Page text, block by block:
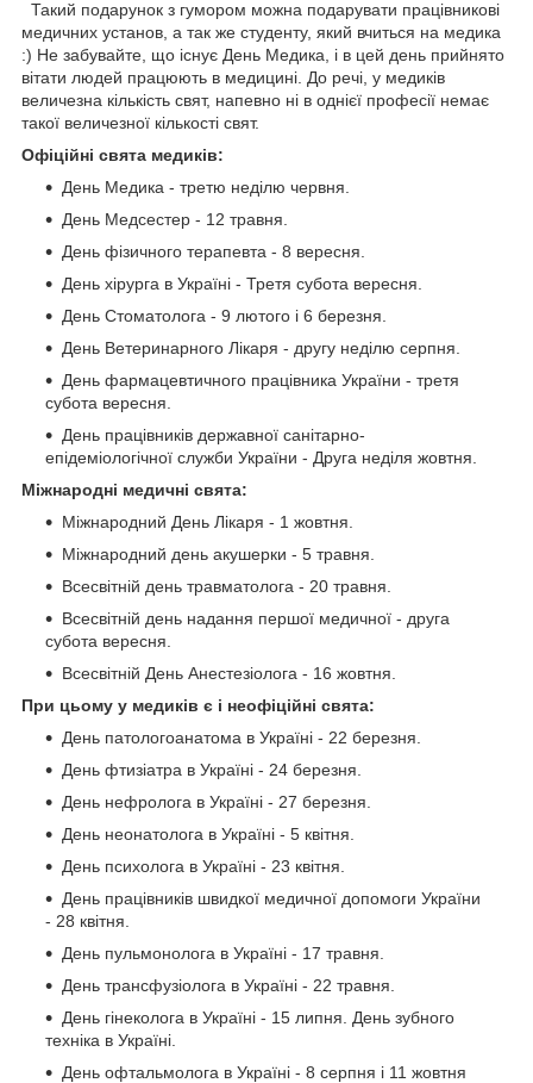
Такий подарунок з гумором можна подарувати працівникові
медичних установ, а так же студенту, який вчиться на медика
:) Не забувайте, що існує День Медика, і в цей день прийнято
вітати людей працюють в медицині. До речі, у медиків
величезна кількість свят, напевно ні в однієї професії немає
такої величезної кількості свят.
Офіційні свята медиків:
День Медика - третю неділю червня.
День Медсестер - 12 травня.
День фізичного терапевта - 8 вересня.
День хірурга в Україні - Третя субота вересня.
День Стоматолога - 9 лютого і 6 березня.
День Ветеринарного Лікаря - другу неділю серпня.
День фармацевтичного працівника України - третя
субота вересня.
День працівників державної санітарно-
епідеміологічної служби України - Друга неділя жовтня.
Міжнародні медичні свята:
Міжнародний День Лікаря - 1 жовтня.
Міжнародний день акушерки - 5 травня.
Всесвітній день травматолога - 20 травня.
Всесвітній день надання першої медичної - друга
субота вересня.
Всесвітній День Анестезіолога - 16 жовтня.
При цьому у медиків є і неофіційні свята:
День патологоанатома в Україні - 22 березня.
День фтизіатра в Україні - 24 березня.
День нефролога в Україні - 27 березня.
День неонатолога в Україні - 5 квітня.
День психолога в Україні - 23 квітня.
День працівників швидкої медичної допомоги України
- 28 квітня.
День пульмонолога в Україні - 17 травня.
День трансфузіолога в Україні - 22 травня.
День гінеколога в Україні - 15 липня. День зубного
техніка в Україні.
День офтальмолога в Україні - 8 серпня і 11 жовтня